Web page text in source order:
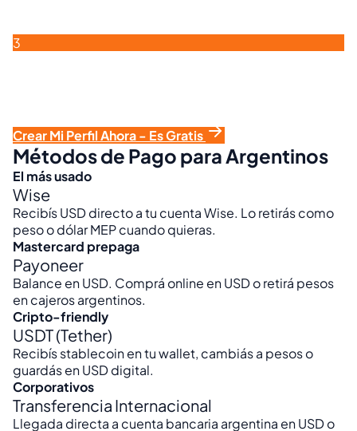
3
Crear Mi Perfil Ahora - Es Gratis
Métodos de Pago para Argentinos
El más usado
Wise
Recibís USD directo a tu cuenta Wise. Lo retirás como
peso o dólar MEP cuando quieras.
Mastercard prepaga
Payoneer
Balance en USD. Comprá online en USD o retirá pesos
en cajeros argentinos.
Cripto-friendly
USDT (Tether)
Recibís stablecoin en tu wallet, cambiás a pesos o
guardás en USD digital.
Corporativos
Transferencia Internacional
Llegada directa a cuenta bancaria argentina en USD o